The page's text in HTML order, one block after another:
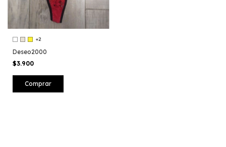
+2
Deseo2000
$3.900
Comprar